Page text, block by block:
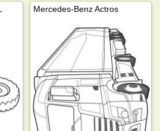
Mercedes-Benz Actros